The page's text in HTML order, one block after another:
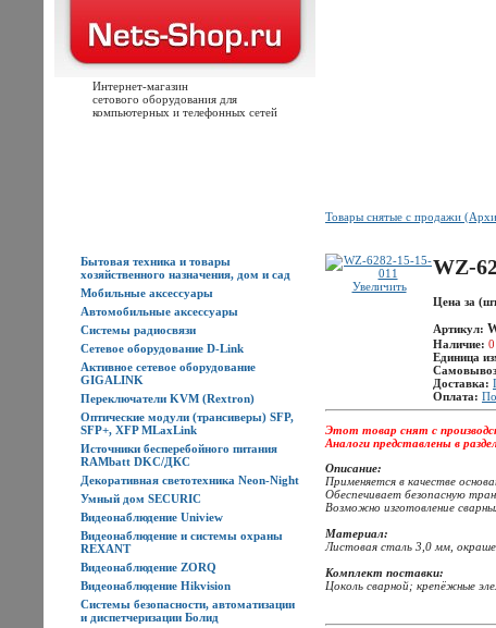
Интернет-магазин
сетового оборудования для
компьютерных и телефонных сетей
Бытовая техника и товары
хозяйственного назначения, дом и сад
Мобильные аксессуары
Автомобильные аксессуары
Системы радиосвязи
Сетевое оборудование D-Link
Активное сетевое оборудование
GIGALINK
Переключатели KVM (Rextron)
Оптические модули (трансиверы) SFP,
SFP+, XFP MLaxLink
Источники бесперебойного питания
RAMbatt DKC/ДКС
Декоративная светотехника Neon-Night
Умный дом SECURIC
Видеонаблюдение Uniview
Видеонаблюдение и системы охраны
REXANT
Видеонаблюдение ZORQ
Видеонаблюдение Hikvision
Системы безопасности, автоматизации
и диспетчеризации Болид
Товары снятые с продажи
Увеличить
WZ-
Цена за
Артикул:
Наличие: 0
Единица
Доставка:
Оплата:
Этот товар снят с
Аналоги представлены в
Описание:
Применяется в качестве
Обеспечивает безопасную
Возможно изготовление
Материал:
Листовая сталь 3,0 мм,
Комплект поставки:
Цоколь сварной; крепёжные